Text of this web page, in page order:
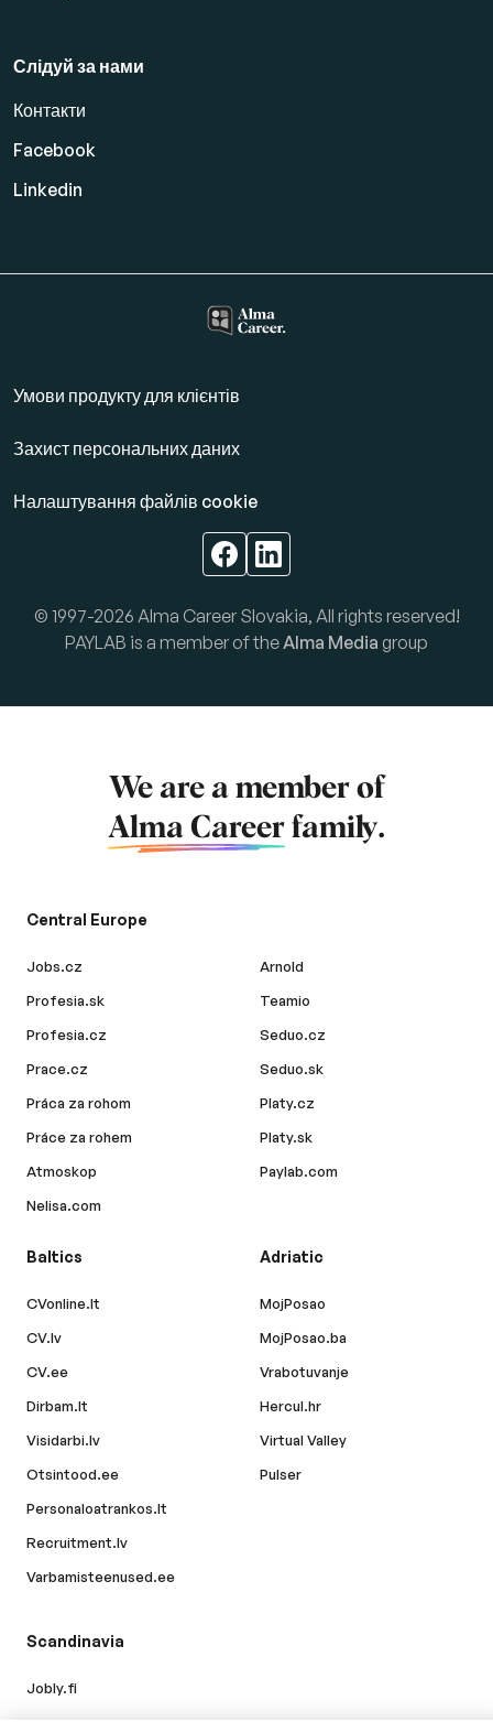
Слідуй за нами
Контакти
Facebook
Linkedin
Умови продукту для клієнтів
Захист персональних даних
Налаштування файлів cookie
© 1997-2026 Alma Career Slovakia, All rights reserved!
PAYLAB is a member of the Alma Media group
We are a member of
Alma Career family.
Central Europe
Jobs.cz
Profesia.sk
Profesia.cz
Prace.cz
Práca za rohom
Práce za rohem
Atmoskop
Nelisa.com
Arnold
Teamio
Seduo.cz
Seduo.sk
Platy.cz
Platy.sk
Paylab.com
Baltics
CVonline.lt
CV.lv
CV.ee
Dirbam.lt
Visidarbi.lv
Otsintood.ee
Personaloatrankos.lt
Recruitment.lv
Varbamisteenused.ee
Adriatic
MojPosao
MojPosao.ba
Vrabotuvanje
Hercul.hr
Virtual Valley
Pulser
Scandinavia
Jobly.fi